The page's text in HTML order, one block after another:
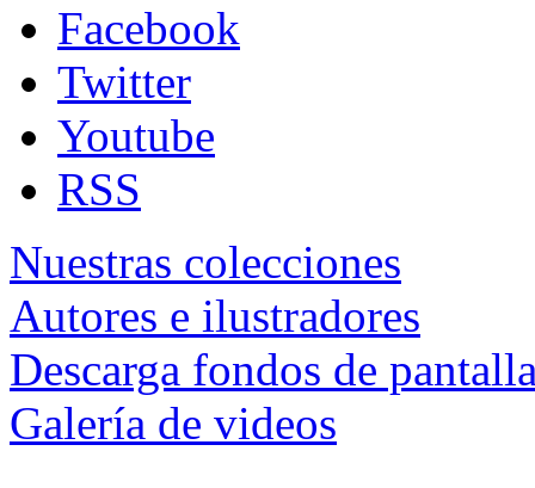
Facebook
Twitter
Youtube
RSS
Nuestras colecciones
Autores e ilustradores
Descarga fondos de
Galería de videos